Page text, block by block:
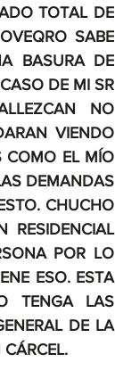
TOTAL DE
SABE
BASURA DE
DE MI SR
NO
VIENDO
COMO EL MÍO
DEMANDAS
CHUCHO
POR LO
ESO. ESTA
TENGA LAS
DE LA